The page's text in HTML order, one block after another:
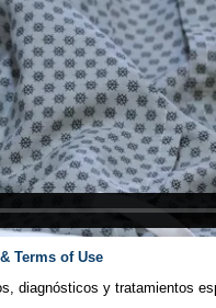
Terms of Use
diagnósticos y tratamientos